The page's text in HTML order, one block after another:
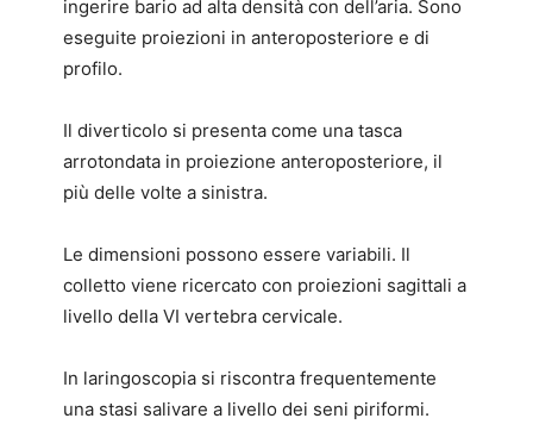
ingerire bario ad alta densità con dell’aria. Sono
eseguite proiezioni in anteroposteriore e di
profilo.
Il diverticolo si presenta come una tasca
arrotondata in proiezione anteroposteriore, il
più delle volte a sinistra.
Le dimensioni possono essere variabili. Il
colletto viene ricercato con proiezioni sagittali a
livello della VI vertebra cervicale.
In laringoscopia si riscontra frequentemente
una stasi salivare a livello dei seni piriformi.